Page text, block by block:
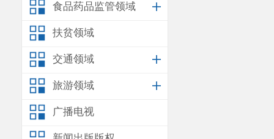
食品药品监管领域
扶贫领域
交通领域
旅游领域
广播电视